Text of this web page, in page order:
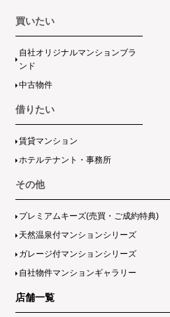
買いたい
自社オリジナルマンションブラ
ンド
中古物件
借りたい
賃貸マンション
ホテルテナント・事務所
その他
プレミアムキーズ(売買・ご成約特典)
天然温泉付マンションシリーズ
ガレージ付マンションシリーズ
自社物件マンションギャラリー
店舗一覧